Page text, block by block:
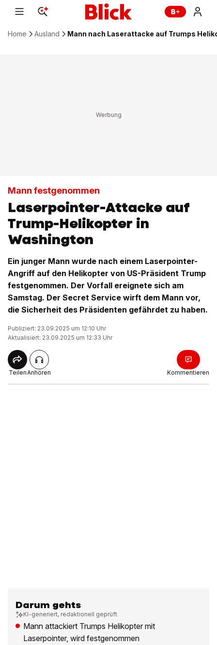
Home Ausland Mann nach Laserattacke auf Trumps
Mann festgenommen
Laserpointer-Attacke auf
Trump-Helikopter in
Washington
Ein junger Mann wurde nach einem Laserpointer-
Angriff auf den Helikopter von US-Präsident Trump
festgenommen. Der Vorfall ereignete sich am
Samstag. Der Secret Service wirft dem Mann vor,
die Sicherheit des Präsidenten gefährdet zu haben.
Publiziert: 23.09.2025 um 12:10 Uhr
Aktualisiert: 23.09.2025 um 12:33 Uhr
TeilenAnhören Kommentieren
Darum gehts
KI-generiert, redaktionell geprüft
Mann attackiert Trumps Helikopter mit
Laserpointer, wird festgenommen